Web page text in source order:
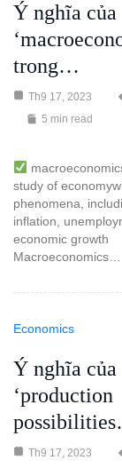
Ý nghĩa của
trong…
Th9 17, 2023
5 min read
study of
phenomena,
inflation,
economic growth
Macroeconomics…
Economics
Ý nghĩa của
‘production
Th9 17, 2023